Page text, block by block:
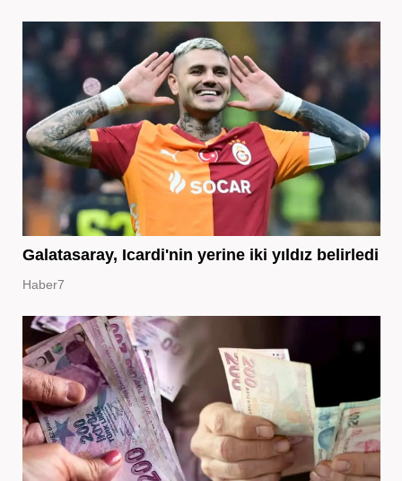
Galatasaray, Icardi'nin yerine iki yıldız belirledi
Haber7